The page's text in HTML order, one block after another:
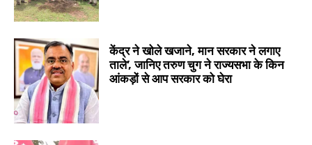
केंद्र ने खोले खजाने, मान सरकार ने लगाए
ताले’, जानिए तरुण चुग ने राज्यसभा के किन
आंकड़ों से आप सरकार को घेरा